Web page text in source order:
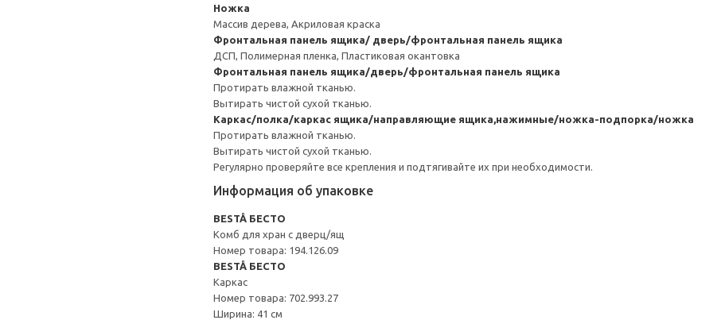
Ножка
Массив дерева, Акриловая краска
Фронтальная панель ящика/ дверь/фронтальная панель ящика
ДСП, Полимерная пленка, Пластиковая окантовка
Фронтальная панель ящика/дверь/фронтальная панель ящика
Протирать влажной тканью.
Вытирать чистой сухой тканью.
Каркас/полка/каркас ящика/направляющие ящика,нажимные/ножка-подпорка/ножка
Протирать влажной тканью.
Вытирать чистой сухой тканью.
Регулярно проверяйте все крепления и подтягивайте их при необходимости.
Информация об упаковке
BESTÅ БЕСТО
Комб для хран с дверц/ящ
Номер товара: 194.126.09
BESTÅ БЕСТО
Каркас
Номер товара: 702.993.27
Ширина: 41 см